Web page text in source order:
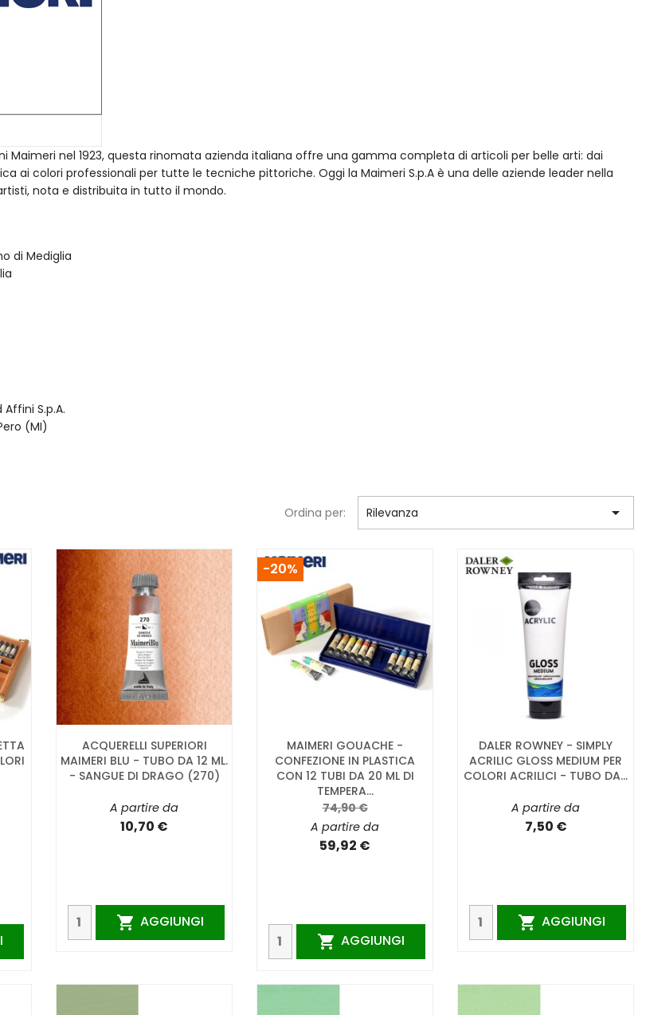
Maimeri nel 1923, questa rinomata azienda italiana offre una gamma completa di articoli per belle arti: dai
ai colori professionali per tutte le tecniche pittoriche. Oggi la Maimeri S.p.A è una delle aziende leader nella
nota e distribuita in tutto il mondo.
di Mediglia
S.p.A.
(MI)
Ordina per: Rilevanza 
ACQUERELLI SUPERIORI
MAIMERI BLU - TUBO DA 12 ML.
- SANGUE DI DRAGO (270)
A partire da
10,70 €
 AGGIUNGI
MAIMERI GOUACHE -
CONFEZIONE IN PLASTICA
CON 12 TUBI DA 20 ML DI
TEMPERA...
74,90 €
A partire da
59,92 €
 AGGIUNGI
-20%
DALER ROWNEY - SIMPLY
ACRILIC GLOSS MEDIUM PER
COLORI ACRILICI - TUBO DA...
A partire da
7,50 €
 AGGIUNGI